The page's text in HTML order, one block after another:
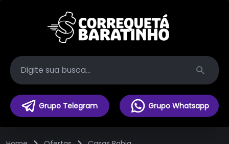
Search
Grupo Telegram Grupo Whatsapp